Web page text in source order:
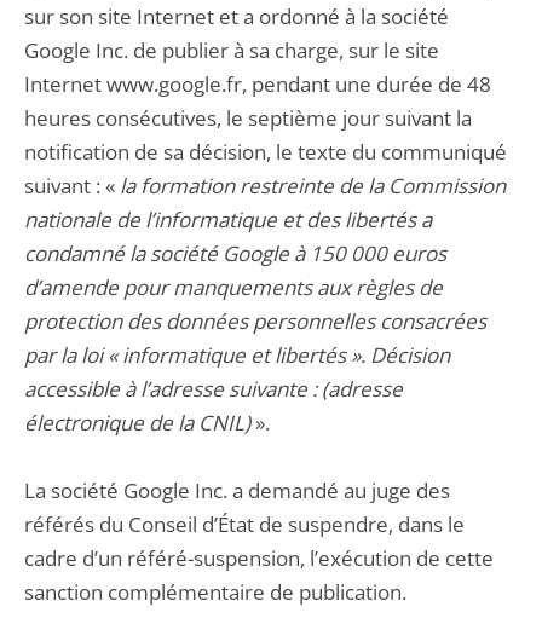
sur son site Internet et a ordonné à la société
Google Inc. de publier à sa charge, sur le site
Internet www.google.fr, pendant une durée de 48
heures consécutives, le septième jour suivant la
notification de sa décision, le texte du communiqué
suivant : « la formation restreinte de la Commission
nationale de l’informatique et des libertés a
condamné la société Google à 150 000 euros
d’amende pour manquements aux règles de
protection des données personnelles consacrées
par la loi « informatique et libertés ». Décision
accessible à l’adresse suivante : (adresse
électronique de la CNIL)».
La société Google Inc. a demandé au juge des
référés du Conseil d’État de suspendre, dans le
cadre d’un référé-suspension, l’exécution de cette
sanction complémentaire de publication.